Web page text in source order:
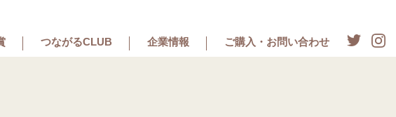
つながるCLUB 企業情報 ご購入・お問い合わせ